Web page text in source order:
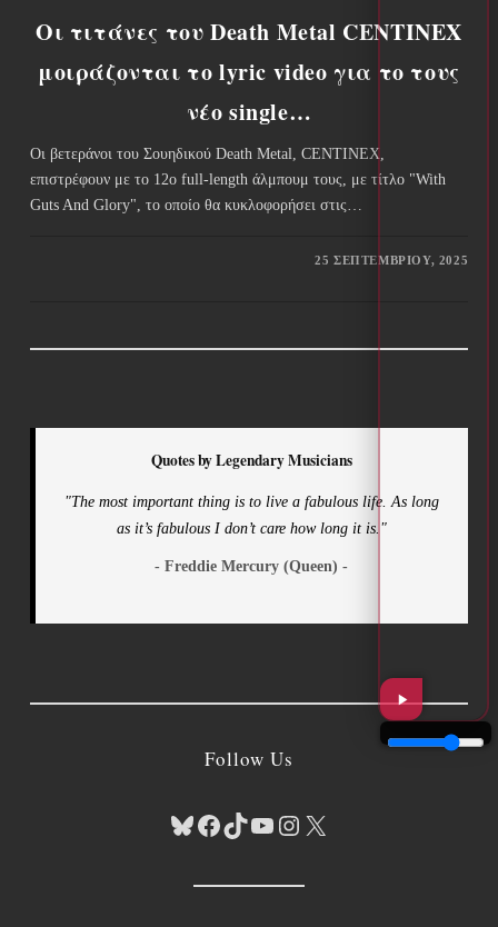
Οι τιτάνες του Death Metal CENTINEX
μοιράζονται το lyric video για το τους
νέο single…
Οι βετεράνοι του Σουηδικού Death Metal, CENTINEX,
επιστρέφουν με το 12ο full-length άλμπουμ τους, με τίτλο "With
Guts And Glory", το οποίο θα κυκλοφορήσει στις…
25 ΣΕΠΤΕΜΒΡΊΟΥ, 2025
Quotes by Legendary Musicians
"The most important thing is to live a fabulous life. As long
as it’s fabulous I don’t care how long it is."
- Freddie Mercury (Queen) -
Follow Us